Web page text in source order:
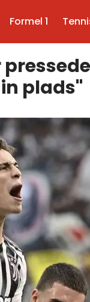
Formel 1
plads"